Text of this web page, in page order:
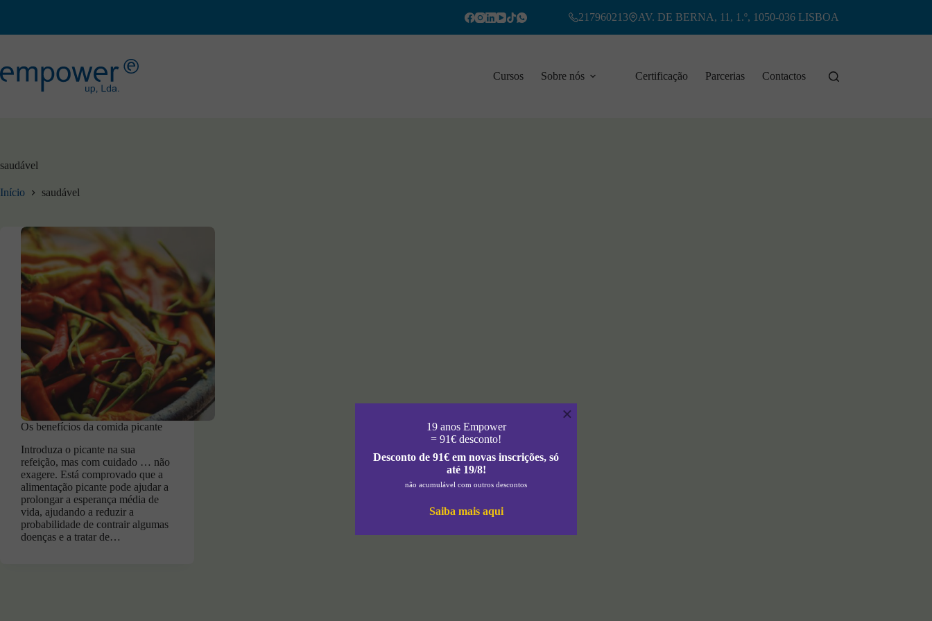
217960213 AV. DE BERNA, 11, 1.º, 1050-036 LISBOA
Cursos Sobre nós Certificação Parcerias Contactos
saudável
Início saudável
Os benefícios da comida picante
Introduza o picante na sua
refeição, mas com cuidado … não
exagere. Está comprovado que a
alimentação picante pode ajudar a
prolongar a esperança média de
vida, ajudando a reduzir a
probabilidade de contrair algumas
doenças e a tratar de…
19 anos Empower
= 91€ desconto!
Desconto de 91€ em novas inscrições, só
até 19/8!
não acumulável com outros descontos
Saiba mais aqui
×